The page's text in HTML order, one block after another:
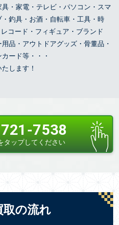
・家電・テレビ・パソコン・スマ
釣具・お酒・自転車・工具・時
コード・フィギュア・ブランド
品・アウトドアグッズ・骨董品・
ード等・・・
します！
7538
タップしてください
取の流れ